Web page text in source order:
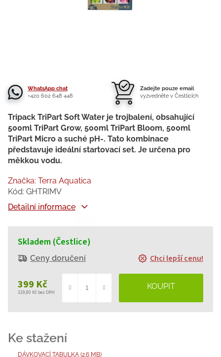
WhatsApp chat
+420 602 648 448
Zadejte pouze email
vyzvedněte v Čestlicích
399 Kč
329,80 Kč bez DPH
cena:
Skladem (Čestlice)
Ceny doručení Chci lepší cenu!
Tripack TriPart Soft Water je trojbalení, obsahující
500ml TriPart Grow, 500ml TriPart Bloom, 500ml
TriPart Micro a suché pH-. Tato kombinace
představuje ideální startovací set. Je určena pro
měkkou vodu.
Detailní informace
Značka: Terra Aquatica
Kód: GHTRIMV
DÁVKOVACÍ TABULKA (2.6 MB)